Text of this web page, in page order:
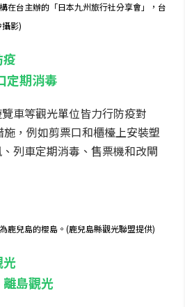
在台主辦的「日本九州旅行社分享會」，台
影)
疫
定期消毒
車等觀光單位皆力行防疫對
，例如剪票口和櫃檯上安裝塑
列車定期消毒、售票機和改閘
鹿兒島的櫻島。(鹿兒島縣觀光聯盟提供)
光
島觀光